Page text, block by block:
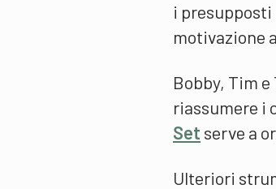
i presupposti
motivazione
Bobby, Tim
riassumere i
Set serve a
Ulteriori